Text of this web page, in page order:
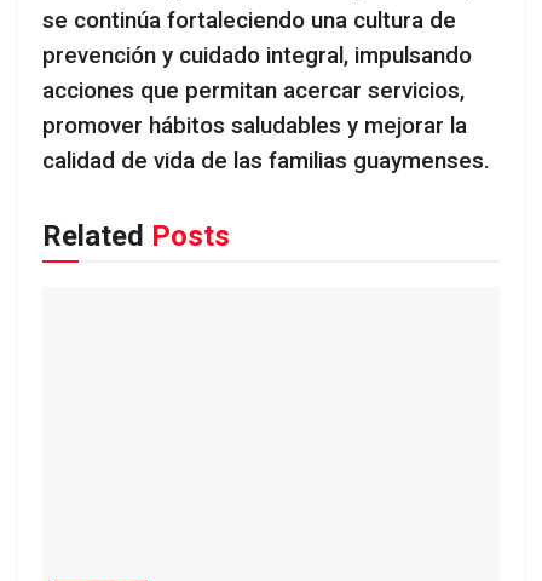
se continúa fortaleciendo una cultura de
prevención y cuidado integral, impulsando
acciones que permitan acercar servicios,
promover hábitos saludables y mejorar la
calidad de vida de las familias guaymenses.
Related Posts